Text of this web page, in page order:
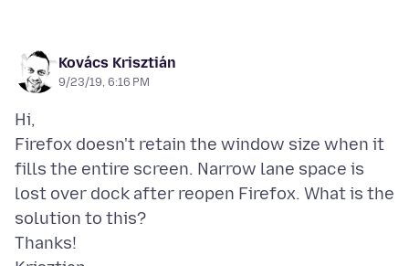
Kovács Krisztián
9/23/19, 6:16 PM
Hi,
Firefox doesn't retain the window size when it
fills the entire screen. Narrow lane space is
lost over dock after reopen Firefox. What is the
solution to this?
Thanks!